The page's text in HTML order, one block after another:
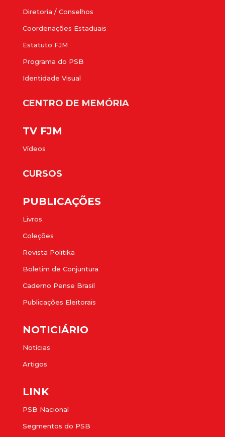
Diretoria / Conselhos
Coordenações Estaduais
Estatuto FJM
Programa do PSB
Identidade Visual
CENTRO DE MEMÓRIA
TV FJM
Vídeos
CURSOS
PUBLICAÇÕES
Livros
Coleções
Revista Politika
Boletim de Conjuntura
Caderno Pense Brasil
Publicações Eleitorais
NOTICIÁRIO
Notícias
Artigos
LINK
PSB Nacional
Segmentos do PSB